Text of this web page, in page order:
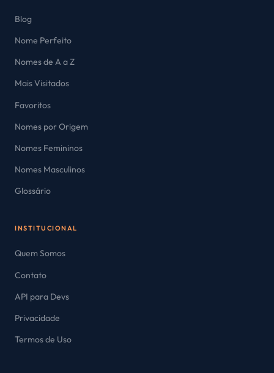
Blog
Nome Perfeito
Nomes de A a Z
Mais Visitados
Favoritos
Nomes por Origem
Nomes Femininos
Nomes Masculinos
Glossário
INSTITUCIONAL
Quem Somos
Contato
API para Devs
Privacidade
Termos de Uso